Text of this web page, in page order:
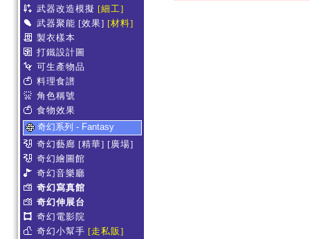
武器改造模擬 [細工]
武器聚能 [效果] [材料]
製衣樣本
打鐵設計圖
可生產物品
料理食譜
角色稱號
食物效果
奇幻系列 - Fantasy
奇幻藝廊 [精華] [廣場]
奇幻繪圖館
奇幻音樂廳
奇幻寫真館
奇幻伸展台
奇幻電影院
奇幻小幫手 [走私販]